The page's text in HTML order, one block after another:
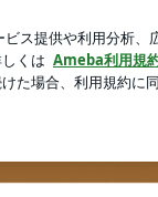
| 山本ゆりオ
顔